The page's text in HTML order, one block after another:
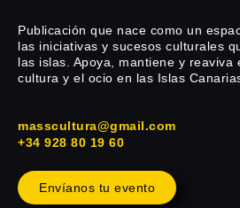
Publicación que nace como un
las iniciativas y sucesos culturales
las islas. Apoya, mantiene y reaviva
cultura y el ocio en las Islas
masscultura@gmail.com
+34 928 80 19 60
Envíanos tu evento